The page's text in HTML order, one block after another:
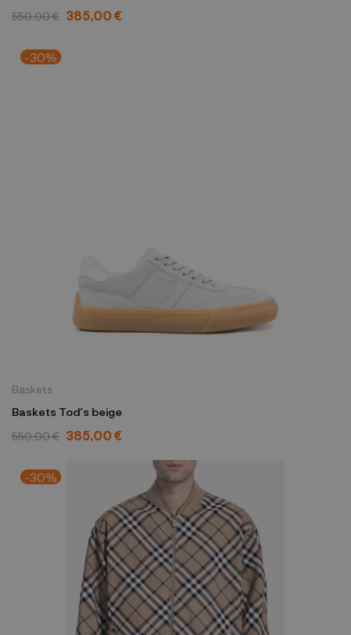
550,00 € 385,00 €
-30%
Baskets
Baskets Tod's beige
550,00 € 385,00 €
-30%